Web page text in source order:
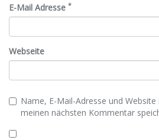
E-Mail Adresse *
Webseite
Name, E-Mail-Adresse und
meinen nächsten Kommentar